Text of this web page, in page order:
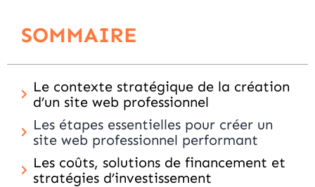
SOMMAIRE
Le contexte stratégique de la création
d’un site web professionnel
Les étapes essentielles pour créer un
site web professionnel performant
Les coûts, solutions de financement et
stratégies d’investissement